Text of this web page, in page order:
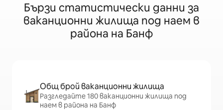
Бързи статистически данни за
ваканционни жилища под наем в
района на Банф
Общ брой ваканционни жилища
Разгледайте 180 ваканционни жилища под
наем в района на Банф